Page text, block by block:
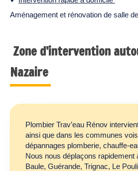
Aménagement et rénovation de salle
Zone d’intervention
Nazaire
Plombier Trav’eau Rénov
ainsi que dans les communes
dépannages plomberie, chauffe-
Nous nous déplaçons rapidement
Baule, Guérande, Trignac, Le